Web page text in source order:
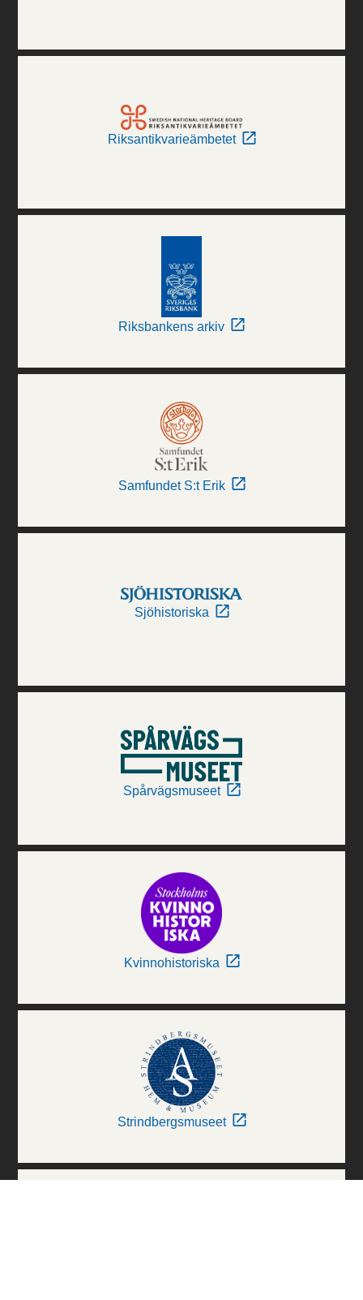
Riksantikvarieämbetet
Riksbankens arkiv
Samfundet S:t Erik
Sjöhistoriska
Spårvägsmuseet
Kvinnohistoriska
Strindbergsmuseet